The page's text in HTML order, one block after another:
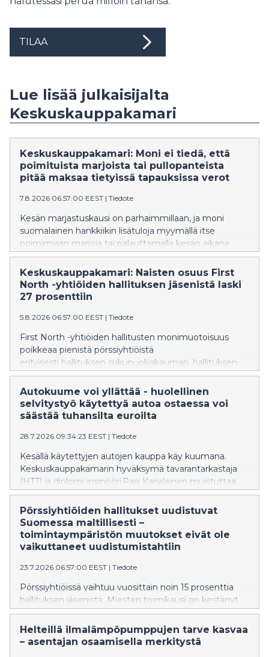
TILAA
Lue lisää julkaisijalta
Keskuskauppakamari
Keskuskauppakamari: Moni ei tiedä, että
poimituista marjoista tai pullopanteista
pitää maksaa tietyissä tapauksissa verot
7.8.2026 06:57:00 EEST | Tiedote
Kesän marjastuskausi on parhaimmillaan, ja moni
suomalainen hankkiikin lisätuloja myymällä itse
poimimiaan marjoja tai palauttamalla kesän aikana
kertyneitä pulloja ja tölkkejä. Keskuskauppakamarin
mukaan näihin liittyvät verosäännöt eivät kuitenkaan
ole kaikilta osin selkeitä. "Esimerkiksi pullopantteihin
liittyvää verotusta tulisi selkeyttää", sanoo
Viitala.
Keskuskauppakamari: Naisten osuus First
North -yhtiöiden hallituksen jäsenistä laski
27 prosenttiin
5.8.2026 06:57:00 EEST | Tiedote
First North -yhtiöiden hallitusten monimuotoisuus
poikkeaa pienistä pörssiyhtiöistä
erityisesti hallituksen sukupuolijakauman, hallituksen
jäsenten taustojen sekä toimikauden keston
osalta. Tiedot selviävät Keskuskauppakamarin
naisjohtajakatsauksesta. First North -markkina on
varsinaista pörssilistaa kevyemmin säännelty
Autokuume voi yllättää - huolellinen
selvitystyö käytettyä autoa ostaessa voi
säästää tuhansilta euroilta
28.7.2026 09:34:23 EEST | Tiedote
Kesällä käytettyjen autojen kauppa käy kuumana.
Keskuskauppakamarin hyväksymä tavarantarkastaja
(HTT) ja diplomi-insinööri Pasi Karjalainen muistuttaa,
että käytetyn auton ostamisessa kannattaa kiinnittää
huomiota erityisesti auton tekniseen kuntoon,
huoltohistoriaan ja mahdollisiin kolarivaurioihin.
Huolellinen taustojen tarkistaminen ennen
kaupantekoa voi ehkäistä ikäviä yllätyksiä ja kalliita
Pörssiyhtiöiden hallitukset uudistuvat
Suomessa maltillisesti –
toimintaympäristön muutokset eivät ole
vaikuttaneet uudistumistahtiin
23.7.2026 06:57:00 EEST | Tiedote
Pörssiyhtiöissä vaihtuu vuosittain noin 15 prosenttia
hallituksen jäsenistä. Miesten toimikausi on kestänyt
keskimäärin 5,3 vuotta ja naisilla 3,5 vuotta. Kahdella
kolmesta hallitukseen valituista henkilöistä on
kokemusta toimitusjohtajan tehtävästä tai
liiketoimintojen johdosta. Tiedot selviävät
Helteillä ilmalämpöpumppujen tarve kasvaa
– asentajan osaamisella merkitystä